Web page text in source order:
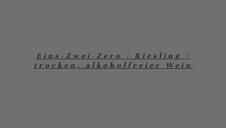
Eins-Zwei-Zero | Riesling |
trocken, alkoholfreier Wein